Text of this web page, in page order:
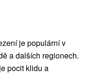
je populární v
a dalších regionech.
pocit klidu a